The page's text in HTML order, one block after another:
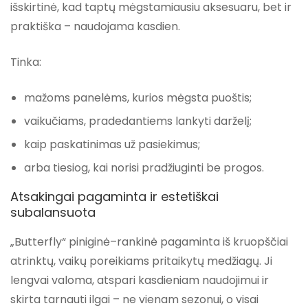
išskirtinė, kad taptų mėgstamiausiu aksesuaru, bet ir
praktiška – naudojama kasdien.
Tinka:
mažoms panelėms, kurios mėgsta puoštis;
vaikučiams, pradedantiems lankyti darželį;
kaip paskatinimas už pasiekimus;
arba tiesiog, kai norisi pradžiuginti be progos.
Atsakingai pagaminta ir estetiškai
subalansuota
„Butterfly“ piniginė–rankinė pagaminta iš kruopščiai
atrinktų, vaikų poreikiams pritaikytų medžiagų. Ji
lengvai valoma, atspari kasdieniam naudojimui ir
skirta tarnauti ilgai – ne vienam sezonui, o visai